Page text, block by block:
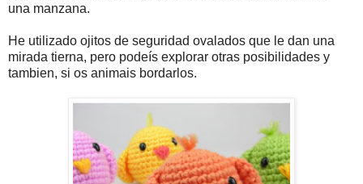
una manzana.
He utilizado ojitos de seguridad ovalados que le dan una
mirada tierna, pero podeís explorar otras posibilidades y
tambien, si os animais bordarlos.